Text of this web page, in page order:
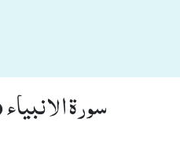
سورة الانبياء